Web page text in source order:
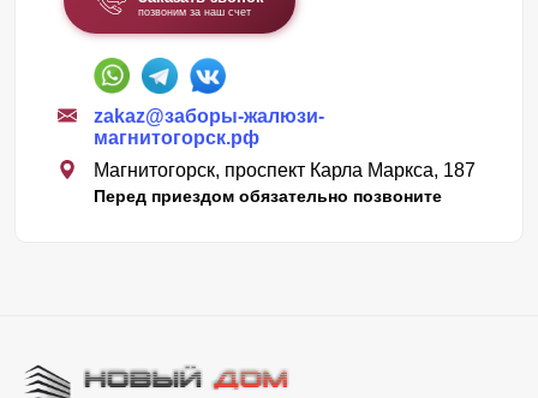
позвоним за наш счет
zakaz@заборы-жалюзи-
магнитогорск.рф
Магнитогорск, проспект Карла Маркса, 187
Перед приездом обязательно позвоните